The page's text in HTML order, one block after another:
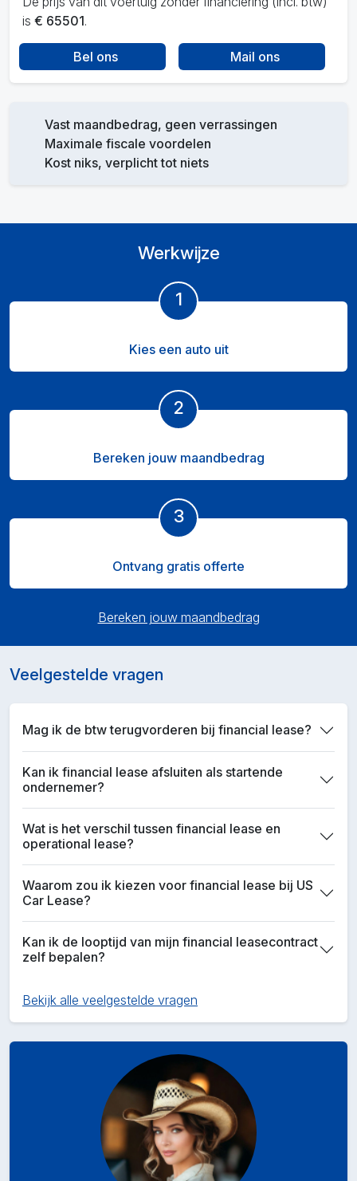
is € 65501.
Bel ons Mail ons
Vast maandbedrag, geen verrassingen
Maximale fiscale voordelen
Kost niks, verplicht tot niets
Werkwijze
1
Kies een auto uit
2
Bereken jouw maandbedrag
3
Ontvang gratis offerte
Bereken jouw maandbedrag
Veelgestelde vragen
Mag ik de btw terugvorderen bij financial lease?
Kan ik financial lease afsluiten als startende
ondernemer?
Wat is het verschil tussen financial lease en
operational lease?
Waarom zou ik kiezen voor financial lease bij US
Car Lease?
Kan ik de looptijd van mijn financial leasecontract
zelf bepalen?
Bekijk alle veelgestelde vragen